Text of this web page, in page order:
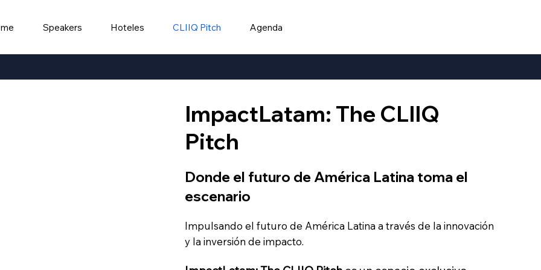
Speakers Hoteles CLIIQ Pitch Agenda
ImpactLatam: The CLIIQ
Pitch
Donde el futuro de América Latina toma el
escenario
Impulsando el futuro de América Latina a través de la innovación
y la inversión de impacto.